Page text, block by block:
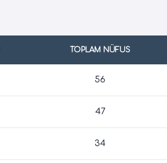
TOPLAM NÜFUS
56
47
34